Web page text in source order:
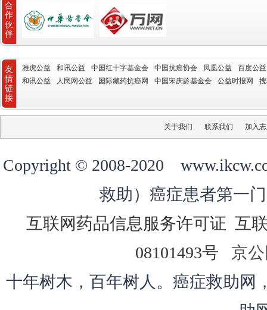
合
作
伙
伴
友
情
链
接
雅虎公益 和讯公益 中国红十字基金会 中国抗癌协会 凤凰公益
百度公益
和讯公益
人民网公益 国际藏药抗癌网 中国宋庆龄基金会 公益时报网
关于我们 联系我们 加入
Copyright © 2008-2020
救助）癌症患者第一
互联网药品信息服务许可证 互
08101493号
京公
十年树木，百年树人。癌症救助网